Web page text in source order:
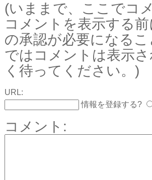
(いままで、ここでコ
コメントを表示する
の承認が必要になる
ではコメントは表示
く待ってください。)
URL:
情報を登録する?
コメント: